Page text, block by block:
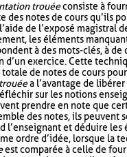
trouéeconsiste à
des notes de cours qu’ils
de l’exposé magistral
les éléments
à des mots-clés, à de
d’un exercice. Cette
totale de notes de cours
a l’avantage de
sur les notions
prendre en note que
des notes, ils peuvent
l’enseignant et déduire les
ordre d’idée, lorsque la
est comparée à celle de